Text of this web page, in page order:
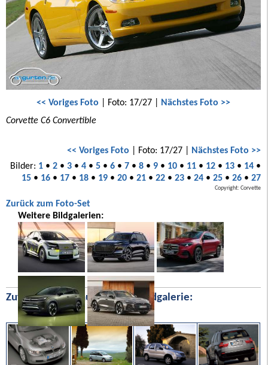
<< Voriges Foto | Foto: 17/27 | Nächstes Foto >>
Corvette C6 Convertible
<< Voriges Foto | Foto: 17/27 | Nächstes Foto >>
Bilder: 1• 2• 3• 4• 5• 6• 7• 8• 9• 10• 11• 12• 13• 14•
15• 16• 17• 18• 19• 20• 21• 22• 23• 24• 25• 26• 27
Copyright: Corvette
Zurück zum Foto-Set
Weitere Bildgalerien:
Zufällige Bilder aus unserer Bildgalerie: